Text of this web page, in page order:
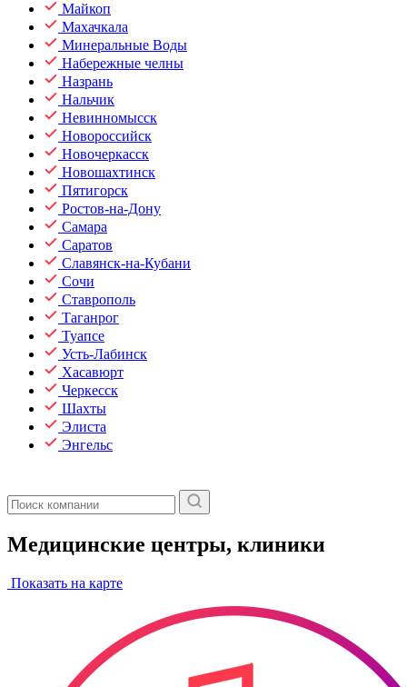
Майкоп
Махачкала
Минеральные Воды
Набережные челны
Назрань
Нальчик
Невинномысск
Новороссийск
Новочеркасск
Новошахтинск
Пятигорск
Ростов-на-Дону
Самара
Саратов
Славянск-на-Кубани
Сочи
Ставрополь
Таганрог
Туапсе
Усть-Лабинск
Хасавюрт
Черкесск
Шахты
Элиста
Энгельс
Медицинские центры, клиники
Показать на карте